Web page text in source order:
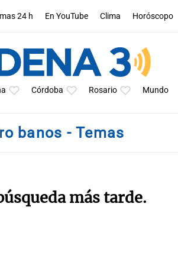
24 h En YouTube Clima Horóscopo
Córdoba Rosario Mundo
banos - Temas
más tarde.